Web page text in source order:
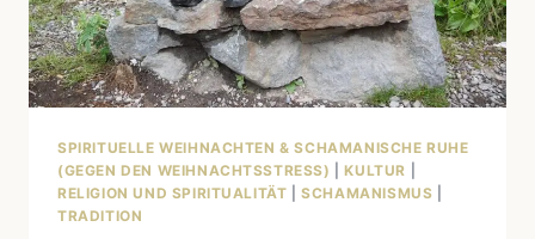
SPIRITUELLE WEIHNACHTEN & SCHAMANISCHE RUHE
(GEGEN DEN WEIHNACHTSSTRESS)
|KULTUR
RELIGION UND SPIRITUALITÄT |SCHAMANISMUS
TRADITION